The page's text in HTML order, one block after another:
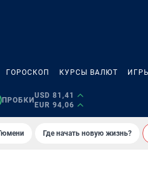
ГОРОСКОП КУРСЫ ВАЛЮТ ИГРЫ
ПРОБКИ
USD 81,41
EUR 94,06
Где начать новую жизнь?